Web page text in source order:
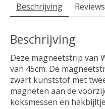
Beschrijving
Beschrijving
Deze magneetstrip van
van 45cm. De
zwart kunststof met
magneten aan de
koksmessen en